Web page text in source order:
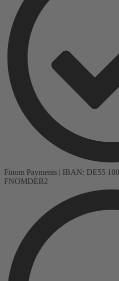
Finom Payments | IBAN: DE55
FNOMDEB2